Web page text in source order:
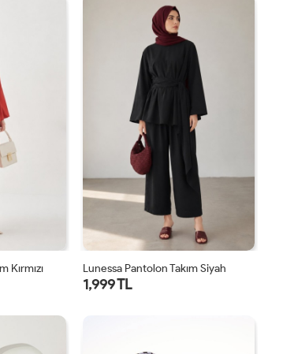
Kırmızı Lunessa Pantolon Takım Siyah
1,999 TL